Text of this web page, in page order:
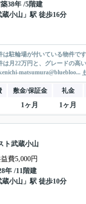
38年 /5階建
蔵小山 」駅 徒歩16分
駐輪場が付いている物件
月22万円と、グレードの
matsumura@bluebloo...
敷金/保証金 礼金
1ヶ月 1ヶ月
ト武蔵小山
費5,000円
年 /11階建
蔵小山 」駅 徒歩10分